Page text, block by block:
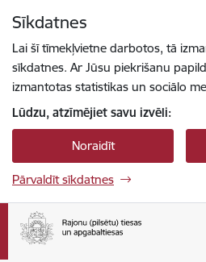
Sīkdatnes
Lai šī tīmekļvietne darbotos, tā
sīkdatnes. Ar Jūsu piekrišanu
izmantotas statistikas un sociālo
Lūdzu, atzīmējiet savu izvēli:
Noraidīt
Pārvaldīt sīkdatnes